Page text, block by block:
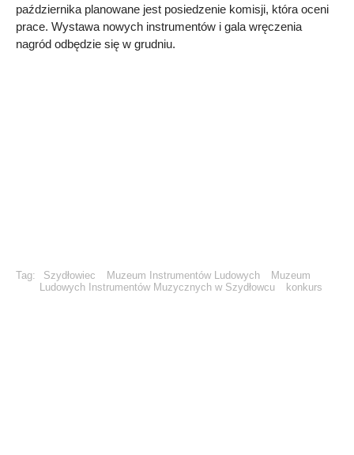
października planowane jest posiedzenie komisji, która oceni
prace. Wystawa nowych instrumentów i gala wręczenia
nagród odbędzie się w grudniu.
Tag: Szydłowiec Muzeum Instrumentów Ludowych
Muzeum
Ludowych Instrumentów Muzycznych w Szydłowcu
konkurs